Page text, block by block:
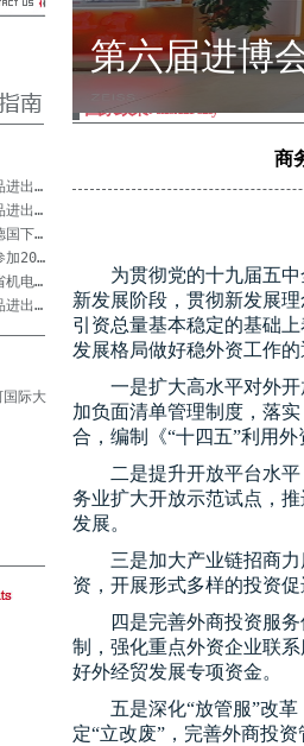
第六届进博
辽宁省机电产品进出口企业联合会党支部参与重大事项决策管理制度(试行)
辽宁省机电产品进出口企业联合会党组织参与决策重大事项清单(试行)
关于邀请参加德国下萨克森州走进中德园活动暨德国汉诺威工业博览会说明会的通知
关于组织企业参加2025年意大利博洛尼亚国际汽车保养、轮胎及维修展览会的通知
关于召开辽宁省机电产品进出口企业 联合会第五届会员大会的通知
辽宁省机电产品进出口企业联合会会费及其他收费公示表
国际大
National Policy
商
为贯彻党的十九届五
新发展阶段，贯彻新发展
引资总量基本稳定的基础
发展格局做好稳外资工作
一是扩大高水平对外
加负面清单管理制度，落
合，编制《“十四五”利用
二是提升开放平台水
务业扩大开放示范试点，
发展。
三是加大产业链招商
资，开展形式多样的投资
四是完善外商投资服
制，强化重点外资企业联
好外经贸发展专项资金。
五是深化“放管服”改
定“立改废”，完善外商投